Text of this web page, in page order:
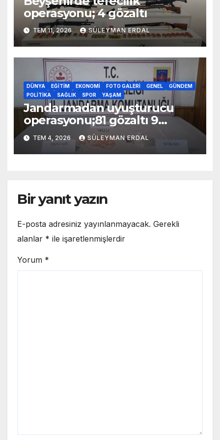
operasyonu; 4 gözaltı
TEM 11, 2026 SÜLEYMAN ERDAL
DÜNYA EĞITIM EKONOMI FOTO GALERI GENEL
GÜNDEM
POLITIKA
SAĞLIK SPOR YAŞAM
Jandarmadan uyuşturucu
operasyonu;81 gözaltı 9
tutuklama
TEM 4, 2026 SÜLEYMAN ERDAL
Bir yanıt yazın
E-posta adresiniz yayınlanmayacak. Gerekli
alanlar * ile işaretlenmişlerdir
Yorum *